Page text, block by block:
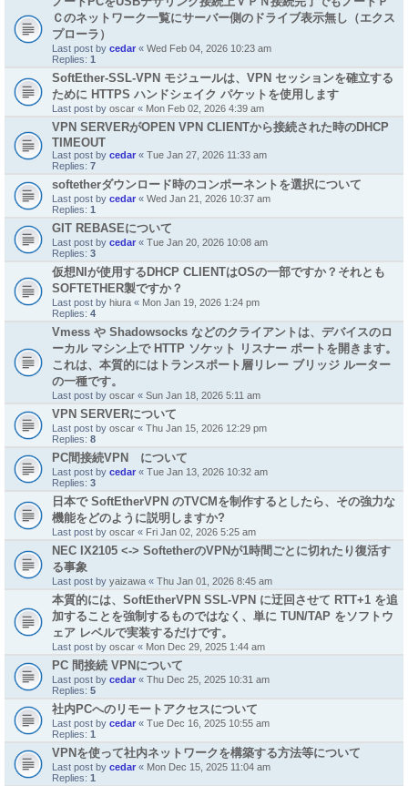
Ｃのネットワーク一覧にサーバー側のドライブ表示無し（エクス
プローラ）
Last post by cedar « Wed Feb 04, 2026 10:23 am
Replies: 1
SoftEther-SSL-VPN モジュールは、VPN セッションを確立する
ために HTTPS ハンドシェイク パケットを使用します
Last post by oscar « Mon Feb 02, 2026 4:39 am
VPN SERVERがOPEN VPN CLIENTから接続された時のDHCP
TIMEOUT
Last post by cedar « Tue Jan 27, 2026 11:33 am
Replies: 7
softetherダウンロード時のコンポーネントを選択について
Last post by cedar « Wed Jan 21, 2026 10:37 am
Replies: 1
GIT REBASEについて
Last post by cedar « Tue Jan 20, 2026 10:08 am
Replies: 3
仮想NIが使用するDHCP CLIENTはOSの一部ですか？それとも
SOFTETHER製ですか？
Last post by hiura « Mon Jan 19, 2026 1:24 pm
Replies: 4
Vmess や Shadowsocks などのクライアントは、デバイスのロ
ーカル マシン上で HTTP ソケット リスナー ポートを開きます。
これは、本質的にはトランスポート層リレー ブリッジ ルーター
の一種です。
Last post by oscar « Sun Jan 18, 2026 5:11 am
VPN SERVERについて
Last post by oscar « Thu Jan 15, 2026 12:29 pm
Replies: 8
PC間接続VPN について
Last post by cedar « Tue Jan 13, 2026 10:32 am
Replies: 3
日本で SoftEtherVPN のTVCMを制作するとしたら、その強力な
機能をどのように説明しますか?
Last post by oscar « Fri Jan 02, 2026 5:25 am
NEC IX2105 <-> SoftetherのVPNが1時間ごとに切れたり復活す
る事象
Last post by yaizawa « Thu Jan 01, 2026 8:45 am
本質的には、SoftEtherVPN SSL-VPN に迂回させて RTT+1 を追
加することを強制するものではなく、単に TUN/TAP をソフトウ
ェア レベルで実装するだけです。
Last post by oscar « Mon Dec 29, 2025 1:44 am
PC 間接続 VPNについて
Last post by cedar « Thu Dec 25, 2025 10:31 am
Replies: 5
社内PCへのリモートアクセスについて
Last post by cedar « Tue Dec 16, 2025 10:55 am
Replies: 1
VPNを使って社内ネットワークを構築する方法等について
Last post by cedar « Mon Dec 15, 2025 11:04 am
Replies: 1